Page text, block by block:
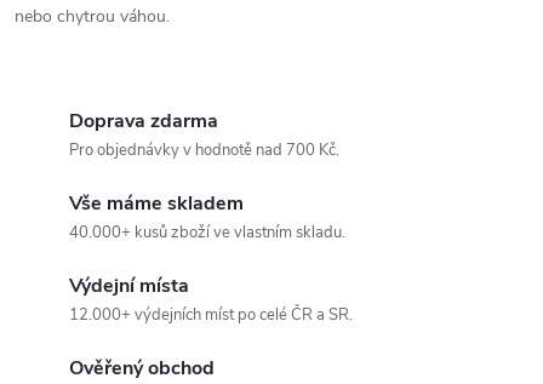
nebo chytrou váhou.
Doprava zdarma
Pro objednávky v hodnotě nad 700 Kč.
Vše máme skladem
40.000+ kusů zboží ve vlastním skladu.
Výdejní místa
12.000+ výdejních míst po celé ČR a SR.
Ověřený obchod